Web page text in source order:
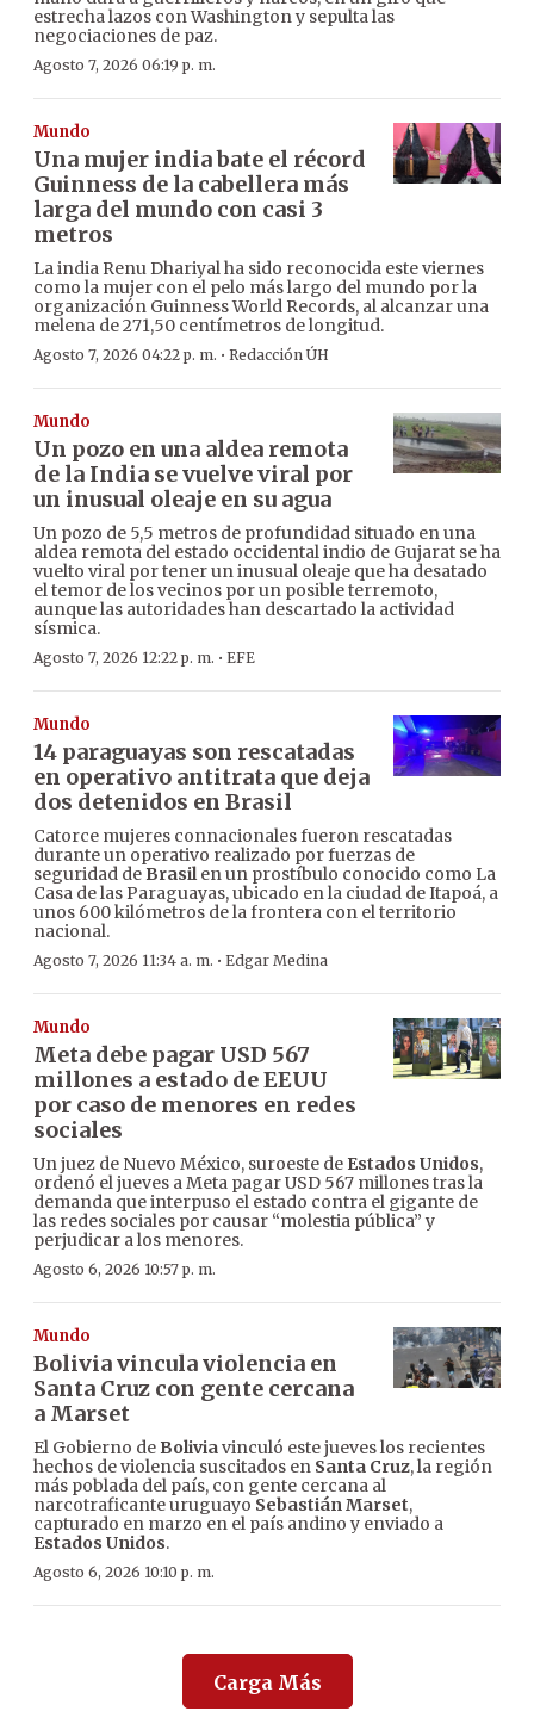
estrecha lazos con Washington y sepulta las
negociaciones de paz.
Agosto 7, 2026 06:19 p. m.
Mundo
Una mujer india bate el récord
Guinness de la cabellera más
larga del mundo con casi 3
metros
La india Renu Dhariyal ha sido reconocida este viernes
como la mujer con el pelo más largo del mundo por la
organización Guinness World Records, al alcanzar una
melena de 271,50 centímetros de longitud.
Agosto 7, 2026 04:22 p. m. · Redacción ÚH
Mundo
Un pozo en una aldea remota
de la India se vuelve viral por
un inusual oleaje en su agua
Un pozo de 5,5 metros de profundidad situado en una
aldea remota del estado occidental indio de Gujarat se ha
vuelto viral por tener un inusual oleaje que ha desatado
el temor de los vecinos por un posible terremoto,
aunque las autoridades han descartado la actividad
sísmica.
Agosto 7, 2026 12:22 p. m. · EFE
Mundo
14 paraguayas son rescatadas
en operativo antitrata que deja
dos detenidos en Brasil
Catorce mujeres connacionales fueron rescatadas
durante un operativo realizado por fuerzas de
seguridad de Brasilen un prostíbulo conocido como La
Casa de las Paraguayas, ubicado en la ciudad de Itapoá, a
unos 600 kilómetros de la frontera con el territorio
nacional.
Agosto 7, 2026 11:34 a. m. · Edgar Medina
Mundo
Meta debe pagar USD 567
millones a estado de EEUU
por caso de menores en redes
sociales
Un juez de Nuevo México, suroeste de Estados Unidos,
ordenó el jueves a Meta pagar USD 567 millones tras la
demanda que interpuso el estado contra el gigante de
las redes sociales por causar “molestia pública” y
perjudicar a los menores.
Agosto 6, 2026 10:57 p. m.
Mundo
Bolivia vincula violencia en
Santa Cruz con gente cercana
a Marset
El Gobierno de Boliviavinculó este jueves los recientes
hechos de violencia suscitados en Santa Cruz, la región
más poblada del país, con gente cercana al
narcotraficante uruguayo Sebastián Marset,
capturado en marzo en el país andino y enviado a
Estados Unidos.
Agosto 6, 2026 10:10 p. m.
Carga Más